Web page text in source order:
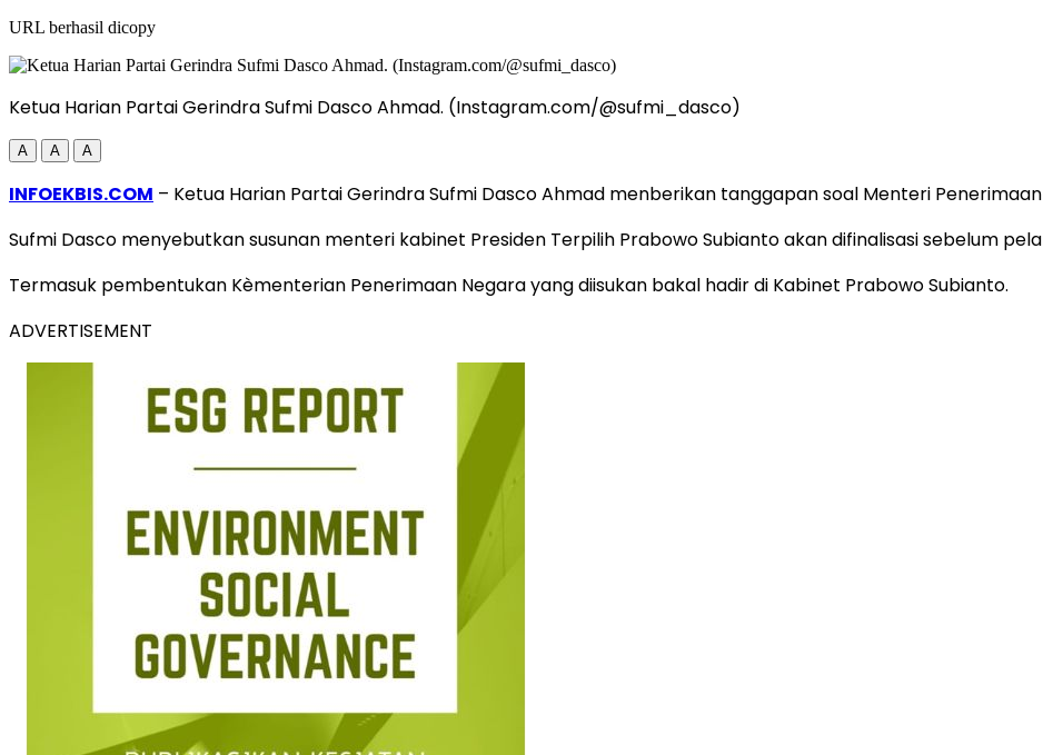
URL berhasil dicopy
Ketua Harian Partai Gerindra Sufmi Dasco Ahmad. (Instagram.com/@sufmi_dasco)
A A A
INFOEKBIS.COM – Ketua Harian Partai Gerindra Sufmi Dasco Ahmad menberikan tanggapan soal Menteri
Sufmi Dasco menyebutkan susunan menteri kabinet Presiden Terpilih Prabowo Subianto akan difinalisasi sebelum
Termasuk pembentukan Kèmenterian Penerimaan Negara yang diisukan bakal hadir di Kabinet Prabowo Subianto.
ADVERTISEMENT